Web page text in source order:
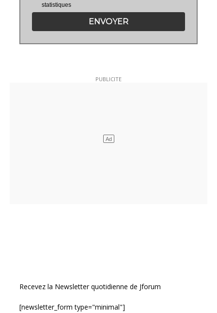
statistiques
ENVOYER
Recevez la Newsletter quotidienne de Jforum
[newsletter_form type="minimal"]